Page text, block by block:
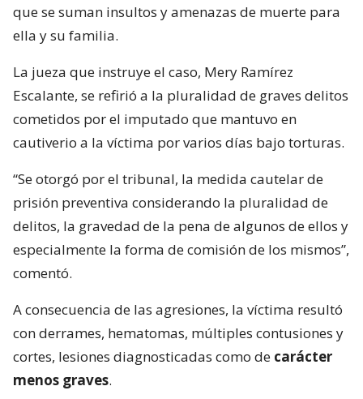
que se suman insultos y amenazas de muerte para
ella y su familia.
La jueza que instruye el caso, Mery Ramírez
Escalante, se refirió a la pluralidad de graves delitos
cometidos por el imputado que mantuvo en
cautiverio a la víctima por varios días bajo torturas.
“Se otorgó por el tribunal, la medida cautelar de
prisión preventiva considerando la pluralidad de
delitos, la gravedad de la pena de algunos de ellos y
especialmente la forma de comisión de los mismos”,
comentó.
A consecuencia de las agresiones, la víctima resultó
con derrames, hematomas, múltiples contusiones y
cortes, lesiones diagnosticadas como de carácter
menos graves.